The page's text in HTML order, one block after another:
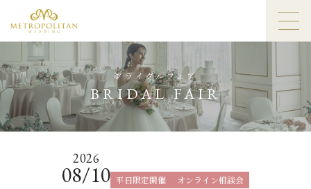
ブライダルフェア
BRIDAL FAIR
2026
08/10 平日限定開催 オンライン相談会